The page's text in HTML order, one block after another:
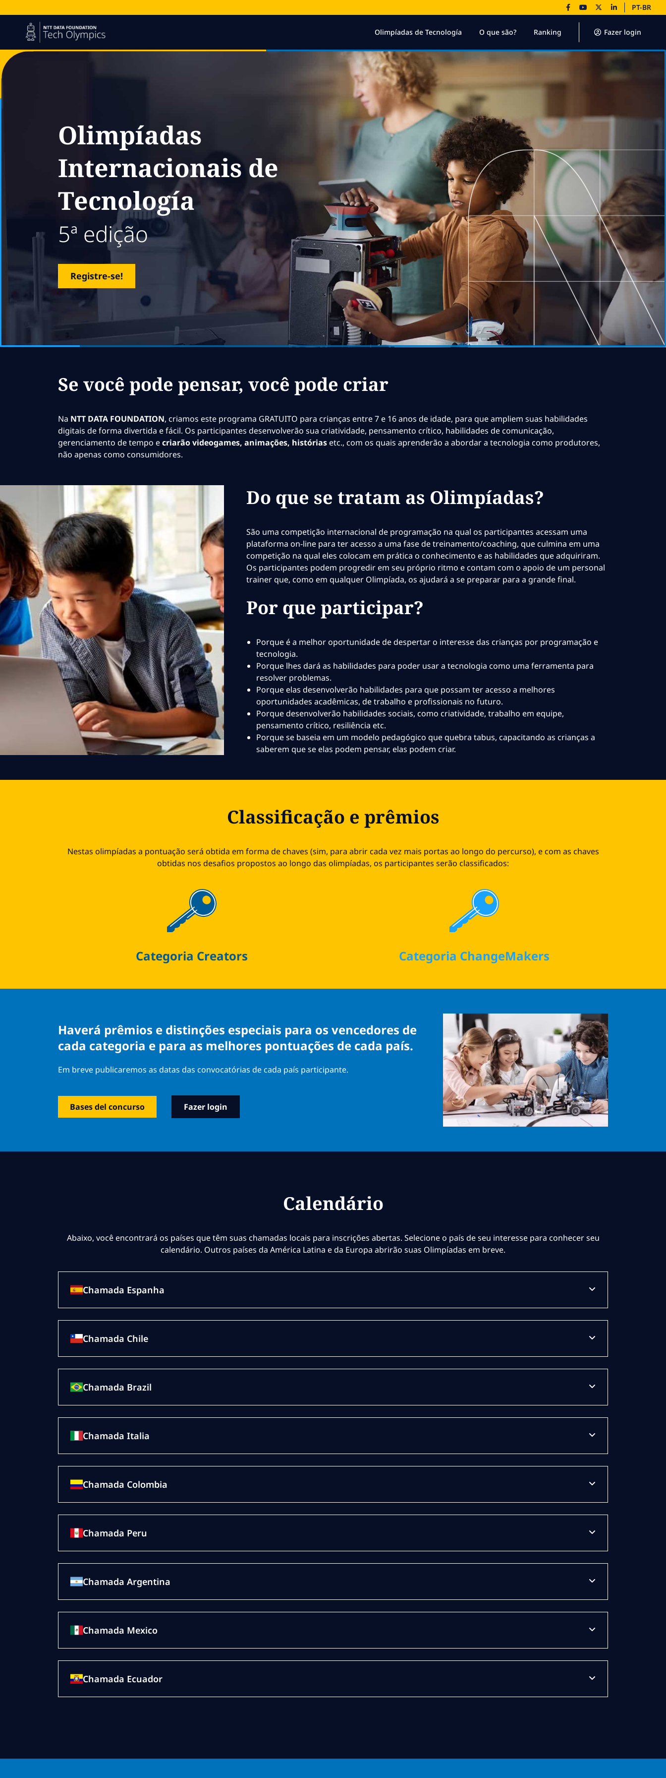
PT-BR
Olimpíadas de Tecnología O que são? Ranking Fazer login
Olimpíadas
Internacionais de
Tecnología
5ª edição
Registre-se!
Se você pode pensar, você pode criar
Na NTT DATA FOUNDATION, criamos este programa GRATUITO para crianças entre 7 e 16 anos de idade, para que ampliem suas habilidades
digitais de forma divertida e fácil. Os participantes desenvolverão sua criatividade, pensamento crítico, habilidades de comunicação,
gerenciamento de tempo ecriarão videogames, animações, histórias etc., com os quais aprenderão a abordar a tecnologia como produtores,
não apenas como consumidores.
Do que se tratam as Olimpíadas?
São uma competição internacional de programação na qual os participantes acessam uma
plataforma on-line para ter acesso a uma fase de treinamento/coaching, que culmina em uma
competição na qual eles colocam em prática o conhecimento e as habilidades que adquiriram.
Os participantes podem progredir em seu próprio ritmo e contam com o apoio de um personal
trainer que, como em qualquer Olimpíada, os ajudará a se preparar para a grande final.
Por que participar?
Porque é a melhor oportunidade de despertar o interesse das crianças por programação e
tecnologia.
Porque lhes dará as habilidades para poder usar a tecnologia como uma ferramenta para
resolver problemas.
Porque elas desenvolverão habilidades para que possam ter acesso a melhores
oportunidades acadêmicas, de trabalho e profissionais no futuro.
Porque desenvolverão habilidades sociais, como criatividade, trabalho em equipe,
pensamento crítico, resiliência etc.
Porque se baseia em um modelo pedagógico que quebra tabus, capacitando as crianças a
saberem que se elas podem pensar, elas podem criar.
Classificação e prêmios
Nestas olimpíadas a pontuação será obtida em forma de chaves (sim, para abrir cada vez mais portas ao longo do percurso), e com as chaves
obtidas nos desafios propostos ao longo das olimpíadas, os participantes serão classificados:
Categoria Creators Categoria ChangeMakers
Haverá prêmios e distinções especiais para os vencedores de
cada categoria e para as melhores pontuações de cada país.
Em breve publicaremos as datas das convocatórias de cada país participante.
Bases del concurso Fazer login
Calendário
Abaixo, você encontrará os países que têm suas chamadas locais para inscrições abertas. Selecione o país de seu interesse para conhecer seu
calendário. Outros países da América Latina e da Europa abrirão suas Olimpíadas em breve.
Chamada Espanha
Chamada Chile
Chamada Brazil
Chamada Italia
Chamada Colombia
Chamada Peru
Chamada Argentina
Chamada Mexico
Chamada Ecuador